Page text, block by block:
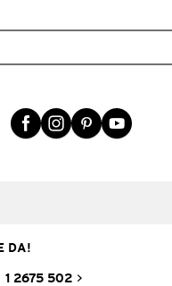
DA!
2675 502